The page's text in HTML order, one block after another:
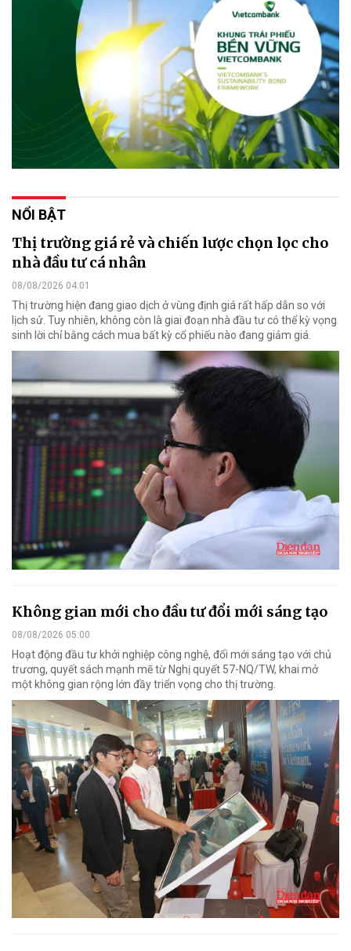
NỔI BẬT
Thị trường giá rẻ và chiến lược chọn lọc cho
nhà đầu tư cá nhân
08/08/2026 04:01
Thị trường hiện đang giao dịch ở vùng định giá rất hấp dẫn so với
lịch sử. Tuy nhiên, không còn là giai đoạn nhà đầu tư có thể kỳ vọng
sinh lời chỉ bằng cách mua bất kỳ cổ phiếu nào đang giảm giá.
Không gian mới cho đầu tư đổi mới sáng tạo
08/08/2026 05:00
Hoạt động đầu tư khởi nghiệp công nghệ, đổi mới sáng tạo với chủ
trương, quyết sách mạnh mẽ từ Nghị quyết 57-NQ/TW, khai mở
một không gian rộng lớn đầy triển vọng cho thị trường.